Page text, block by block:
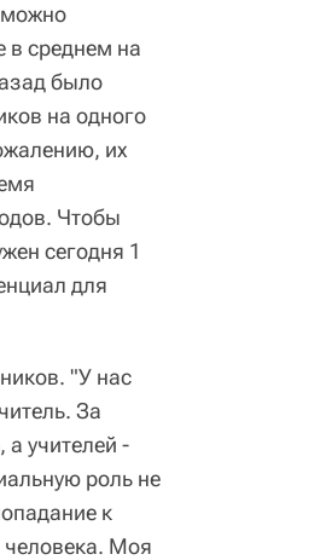
можно
в среднем на
было
на одного
их
Чтобы
сегодня 1
для
"У нас
За
учителей -
роль не
к
Моя